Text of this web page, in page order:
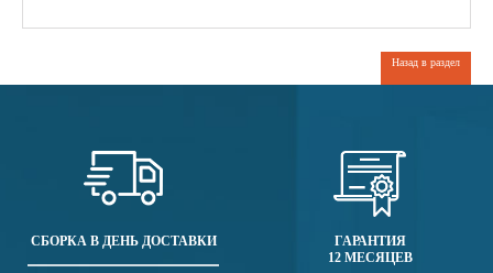
Назад в раздел
СБОРКА В ДЕНЬ ДОСТАВКИ
ГАРАНТИЯ
12 МЕСЯЦЕВ